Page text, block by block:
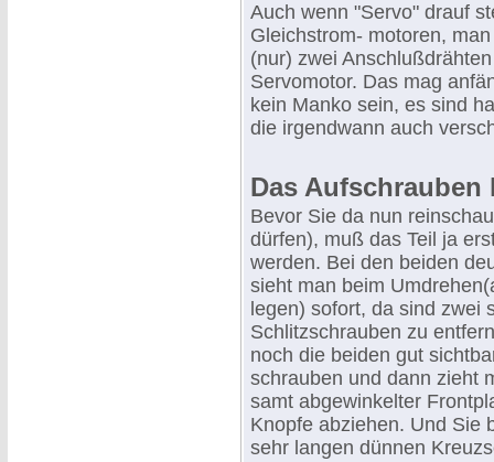
Auch wenn "Servo" drauf
Gleichstrom- motoren,
(nur) zwei
Servomotor. Das mag
kein Manko sein, es sind
die irgendwann auch
Das
Bevor Sie da nun
dürfen), muß das Teil ja
werden. Bei den beiden
sieht man beim
legen) sofort, da sind zwei
Schlitzschrauben zu
noch die beiden gut
schrauben und dann zieht
samt abgewinkelter
Knopfe abziehen. Und Sie
sehr langen dünnen